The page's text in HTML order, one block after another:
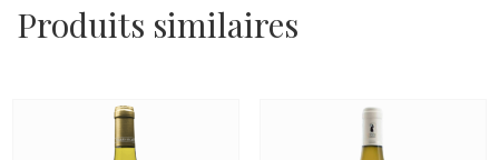
Produits similaires